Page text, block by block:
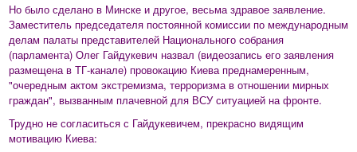
Но было сделано в Минске и другое, весьма здравое заявление.
Заместитель председателя постоянной комиссии по международным
делам палаты представителей Национального собрания
(парламента) Олег Гайдукевич назвал (видеозапись его заявления
размещена в ТГ-канале) провокацию Киева преднамеренным,
"очередным актом экстремизма, терроризма в отношении мирных
граждан", вызванным плачевной для ВСУ ситуацией на фронте.
Трудно не согласиться с Гайдукевичем, прекрасно видящим
мотивацию Киева: